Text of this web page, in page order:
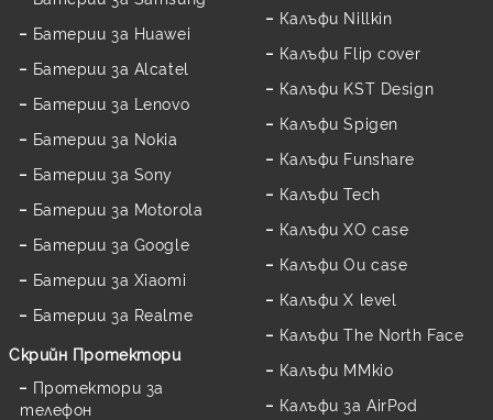
Батерии за Huawei
Батерии за Alcatel
Батерии за Lenovo
Батерии за Nokia
Батерии за Sony
Батерии за Motorola
Батерии за Google
Батерии за Xiaomi
Батерии за Realme
Скрийн Протектори
Протектори за
телефон
Калъфи Nillkin
Калъфи Flip cover
Калъфи KST Design
Калъфи Spigen
Калъфи Funshare
Калъфи Tech
Калъфи XO case
Калъфи Ou case
Калъфи X level
Калъфи The North Face
Калъфи MMkio
Калъфи за AirPod